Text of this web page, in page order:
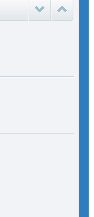
ئادالەتسىزلىك ئازابى
قىلامدۇ؟ مەمەت ئ...